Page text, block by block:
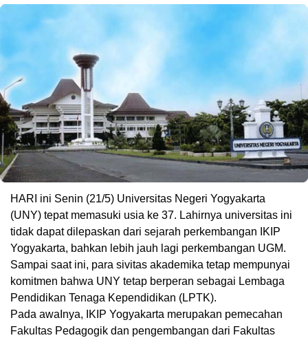
HARI ini Senin (21/5) Universitas Negeri Yogyakarta
(UNY) tepat memasuki usia ke 37. Lahirnya universitas ini
tidak dapat dilepaskan dari sejarah perkembangan IKIP
Yogyakarta, bahkan lebih jauh lagi perkembangan UGM.
Sampai saat ini, para sivitas akademika tetap mempunyai
komitmen bahwa UNY tetap berperan sebagai Lembaga
Pendidikan Tenaga Kependidikan (LPTK).
Pada awaInya, IKIP Yogyakarta merupakan pemecahan
Fakultas Pedagogik dan pengembangan dari Fakultas